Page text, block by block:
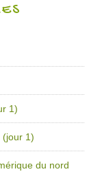
1)
(jour 1)
du nord